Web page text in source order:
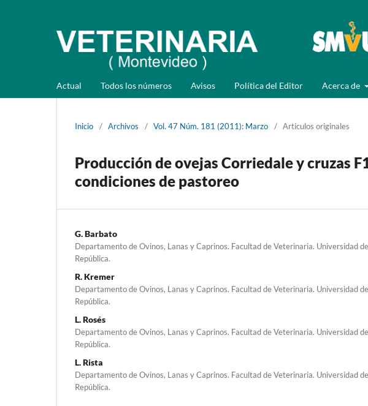
Actual Todos los números Avisos Política del Editor Acerca de
Inicio / Archivos / Vol. 47 Núm. 181 (2011): Marzo / Artículos originales
Producción de ovejas Corriedale y cruzas
condiciones de pastoreo
G. Barbato
Departamento de Ovinos, Lanas y Caprinos. Facultad de Veterinaria. Universidad
República.
R. Kremer
Departamento de Ovinos, Lanas y Caprinos. Facultad de Veterinaria. Universidad
República.
L. Rosés
Departamento de Ovinos, Lanas y Caprinos. Facultad de Veterinaria. Universidad
República.
L. Rista
Departamento de Ovinos, Lanas y Caprinos. Facultad de Veterinaria. Universidad
República.